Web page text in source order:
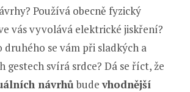
Používá obecně fyzický
vás vyvolává elektrické jiskření?
se vám při sladkých a
gestech svírá srdce? Dá se říct, že
návrhůbude vhodnější